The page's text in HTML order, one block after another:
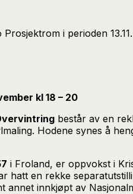
i perioden
kl 18 – 20
består av en
Hodene synes å
i Froland, er oppvokst i
hatt en rekke
annet innkjøpt av